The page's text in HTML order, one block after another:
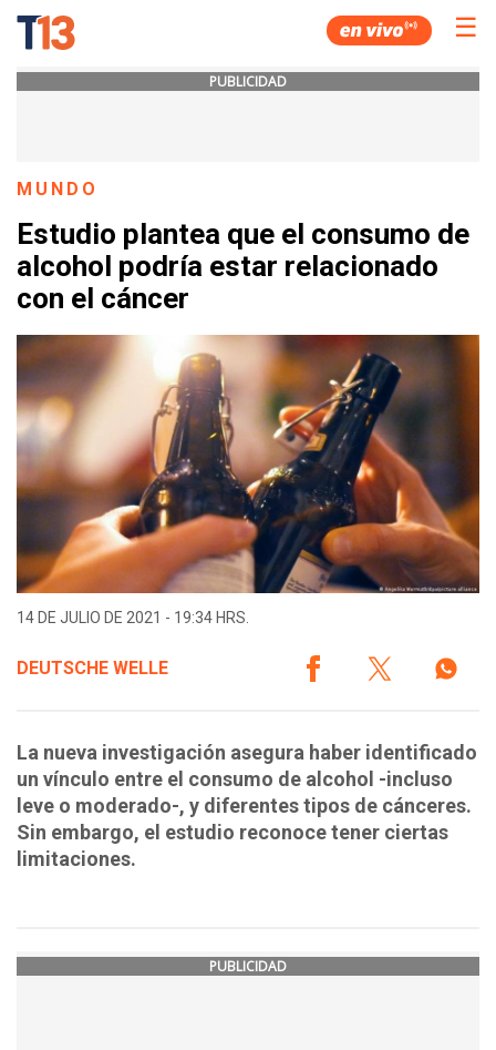
☰
PUBLICIDAD
MUNDO
Estudio plantea que el consumo de
alcohol podría estar relacionado
con el cáncer
14 DE JULIO DE 2021 - 19:34 HRS.
DEUTSCHE WELLE
La nueva investigación asegura haber identificado
un vínculo entre el consumo de alcohol -incluso
leve o moderado-, y diferentes tipos de cánceres.
Sin embargo, el estudio reconoce tener ciertas
limitaciones.
PUBLICIDAD